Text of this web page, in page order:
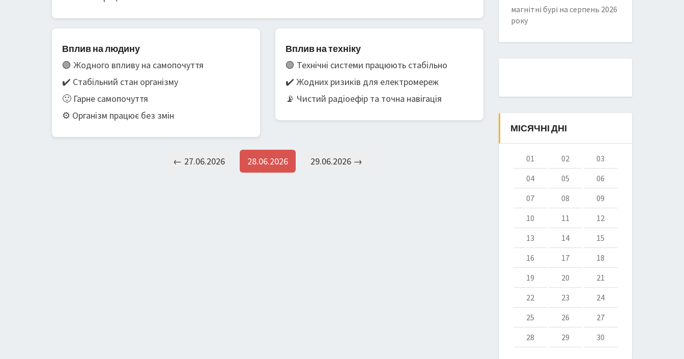
Вплив на людину
🟢 Жодного впливу на самопочуття
✔️ Стабільний стан організму
🙂 Гарне самопочуття
⚙️ Організм працює без змін
Вплив на техніку
🟢 Технічні системи працюють стабільно
✔️ Жодних ризиків для електромереж
📡 Чистий радіоефір та точна навігація
← 27.06.2026 28.06.2026 29.06.2026 →
магнітні бурі на серпень 2026
року
МІСЯЧНІ ДНІ
01 02
03
04
05
06
07
08
09
10
11
12
13
14
15
16
17
18
19
20
21
22
23
24
25
26
27
28
29 30